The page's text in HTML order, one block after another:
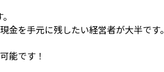
を手元に残したい経営者が大半です。
能です！